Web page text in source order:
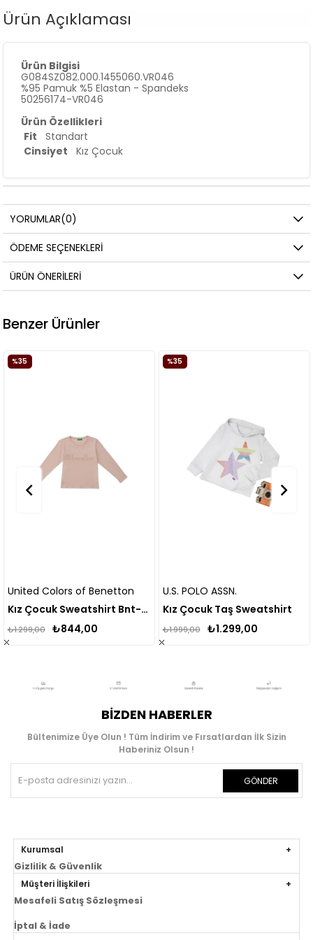
Ürün Açıklaması
Ürün Bilgisi
G084SZ082.000.1455060.VR046
%95 Pamuk %5 Elastan - Spandeks
50256174-VR046
Ürün Özellikleri
Fit
Standart
Cinsiyet
Kız Çocuk
YORUMLAR(0)
ÖDEME SEÇENEKLERI
ÜRÜN ÖNERILERI
Benzer Ürünler
United Colors of Benetton
Kız Çocuk Sweatshirt Bnt-g20866
₺844,00
₺1.299,00
%35
U.S. POLO ASSN.
Kız Çocuk Taş Sweatshirt
₺1.299,00
₺1.999,00
%35
BIZDEN HABERLER
Bültenimize Üye Olun ! Tüm İndirim ve Fırsatlardan İlk Sizin
Haberiniz Olsun !
GÖNDER
Kurumsal
Gizlilik & Güvenlik
Müşteri İlişkileri
Mesafeli Satış Sözleşmesi
İptal & İade